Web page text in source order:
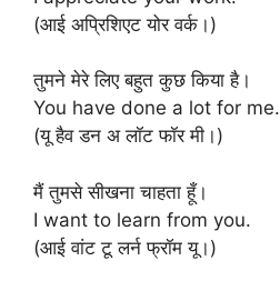
(आई अप्रिशिएट योर वर्क।)
तुमने मेरे लिए बहुत कुछ किया है।
You have done a lot for me.
(यू हैव डन अ लॉट फॉर मी।)
मैं तुमसे सीखना चाहता हूँ।
I want to learn from you.
(आई वांट टू लर्न फ्रॉम यू।)